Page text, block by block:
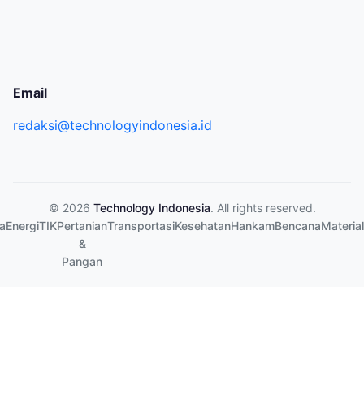
Email
redaksi@technologyindonesia.id
© 2026 Technology Indonesia. All rights reserved.
EnergiTIKPertanian
&
Pangan
TransportasiKesehatanHankamBencanaMaterial